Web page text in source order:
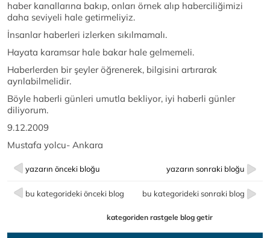
haber kanallarına bakıp, onları örnek alıp haberciliğimizi
daha seviyeli hale getirmeliyiz.
İnsanlar haberleri izlerken sıkılmamalı.
Hayata karamsar hale bakar hale gelmemeli.
Haberlerden bir şeyler öğrenerek, bilgisini artırarak
ayrılabilmelidir.
Böyle haberli günleri umutla bekliyor, iyi haberli günler
diliyorum.
9.12.2009
Mustafa yolcu- Ankara
yazarın önceki bloğu yazarın sonraki bloğu
bu kategorideki önceki blog bu kategorideki sonraki blog
kategoriden rastgele blog getir